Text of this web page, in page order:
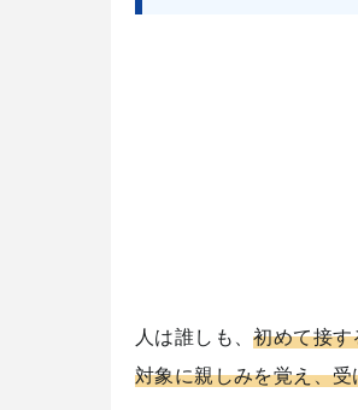
人は誰しも、初めて接
対象に親しみを覚え、